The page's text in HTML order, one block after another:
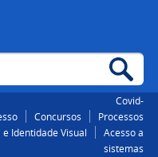
Covid-
Concursos
Processos
e Identidade Visual
Acesso a
sistemas